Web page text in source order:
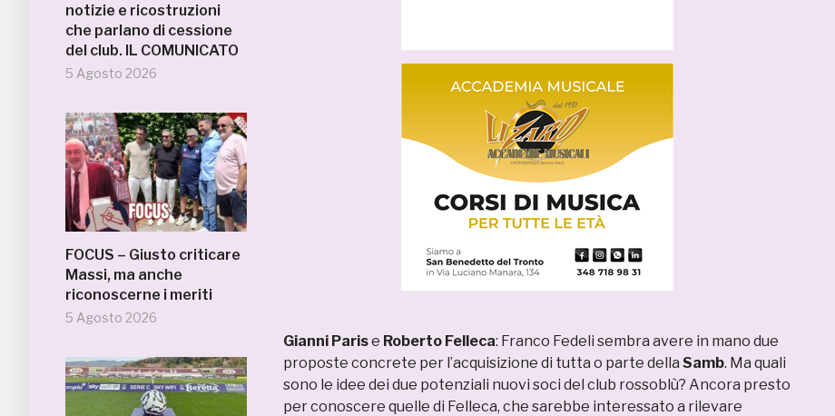
notizie e ricostruzioni
che parlano di cessione
del club. IL COMUNICATO
5 Agosto 2026
FOCUS – Giusto criticare
Massi, ma anche
riconoscerne i meriti
5 Agosto 2026
Gianni Parise Roberto Felleca: Franco Fedeli sembra avere in mano due
proposte concrete per l’acquisizione di tutta o parte della Samb. Ma quali
sono le idee dei due potenziali nuovi soci del club rossoblù? Ancora presto
per conoscere quelle di Felleca, che sarebbe interessato a rilevare